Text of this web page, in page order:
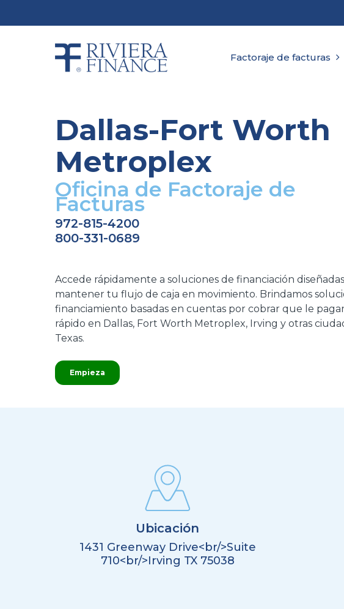
Factoraje de facturas
Dallas-Fort Worth
Metroplex
Oficina de Factoraje de
Facturas
972-815-4200
800-331-0689
Accede rápidamente a soluciones de financiación
mantener tu flujo de caja en movimiento. Brindamos
financiamiento basadas en cuentas por cobrar que le
rápido en Dallas, Fort Worth Metroplex, Irving y otras
Texas.
Empieza
Ubicación
1431 Greenway Drive<br/>Suite
710<br/>Irving TX 75038